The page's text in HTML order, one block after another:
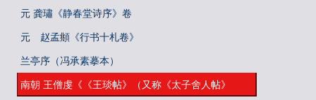
元 龚璛《静春堂诗序》卷
元 赵孟頫《行书十札卷》
兰亭序（冯承素摹本）
南朝 王僧虔《《王琰帖》（又称《太子舍人帖》